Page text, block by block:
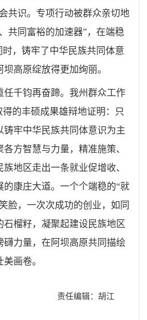
共识。 专项行动被群众亲切地
共同富裕的加速器”，在端稳
，铸牢了中华民族共同体意
高原绽放得更加绚丽。
任千钧再奋蹄。我州群众工作
的丰硕成果雄辩地证明：只
牢中华民族共同体意识为主
方智慧与力量，精准施策、
地区走出一条就业促增收、
康庄大道。一个个端稳的“就
脸，一次次成功的创业，如同
石榴籽，凝聚起建设民族地区
礴力量，在阿坝高原共同描绘
画卷。
责任编辑：胡江